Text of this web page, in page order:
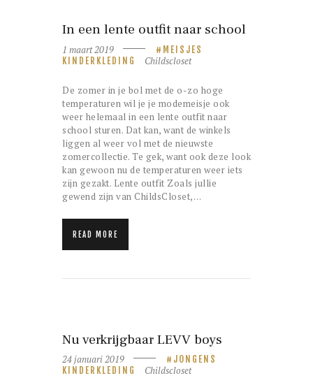
In een lente outfit naar school
1 maart 2019
MEISJES
KINDERKLEDING
Childscloset
De zomer in je bol met de o-zo hoge
temperaturen wil je je modemeisje ook
weer helemaal in een lente outfit naar
school sturen. Dat kan, want de winkels
liggen al weer vol met de nieuwste
zomercollectie. Te gek, want ook deze look
kan gewoon nu de temperaturen weer iets
zijn gezakt. Lente outfit Zoals jullie
gewend zijn van ChildsCloset,…
READ MORE
Nu verkrijgbaar LEVV boys
24 januari 2019
JONGENS
KINDERKLEDING
Childscloset